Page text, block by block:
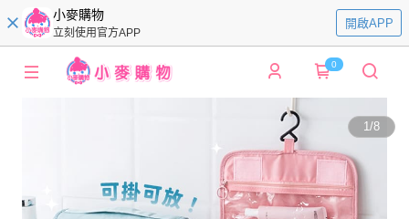
小麥購物
立刻使用官方APP
開啟APP
0
1/8